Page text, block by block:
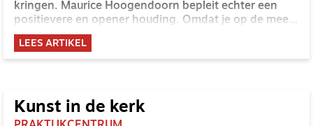
kringen. Maurice Hoogendoorn bepleit echter een
positievere en opener houding. Omdat je op de meest
onverwachte plekken glimpen van God kunt
opvangen.
LEES ARTIKEL
Kunst in de kerk